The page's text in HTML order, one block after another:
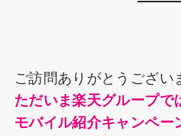
o
o
k
s
ご訪問ありがとうござい
ただいま楽天グループで
モバイル紹介キャンペー